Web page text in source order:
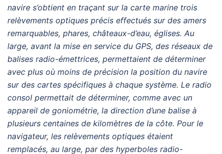
navire s’obtient en traçant sur la carte marine trois
relèvements optiques précis effectués sur des amers
remarquables, phares, châteaux-d’eau, églises. Au
large, avant la mise en service du GPS, des réseaux de
balises radio-émettrices, permettaient de déterminer
avec plus où moins de précision la position du navire
sur des cartes spécifiques à chaque système. Le radio
consol permettait de déterminer, comme avec un
appareil de goniométrie, la direction d’une balise à
plusieurs centaines de kilomètres de la côte. Pour le
navigateur, les relèvements optiques étaient
remplacés, au large, par des hyperboles radio-